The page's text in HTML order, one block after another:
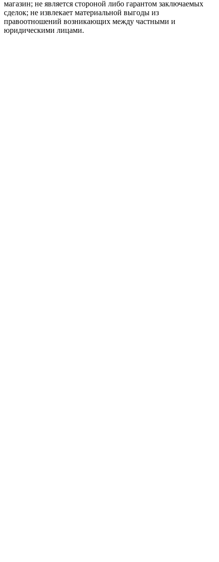
магазин; не является стороной либо гарантом заключаемых
сделок; не извлекает материальной выгоды из
правоотношений возникающих между частными и
юридическими лицами.